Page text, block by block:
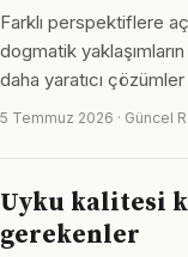
Farklı perspektiflere
dogmatik
daha yaratıcı
5 Temmuz 2026 · Güncel
Uyku kalitesi
gerekenler